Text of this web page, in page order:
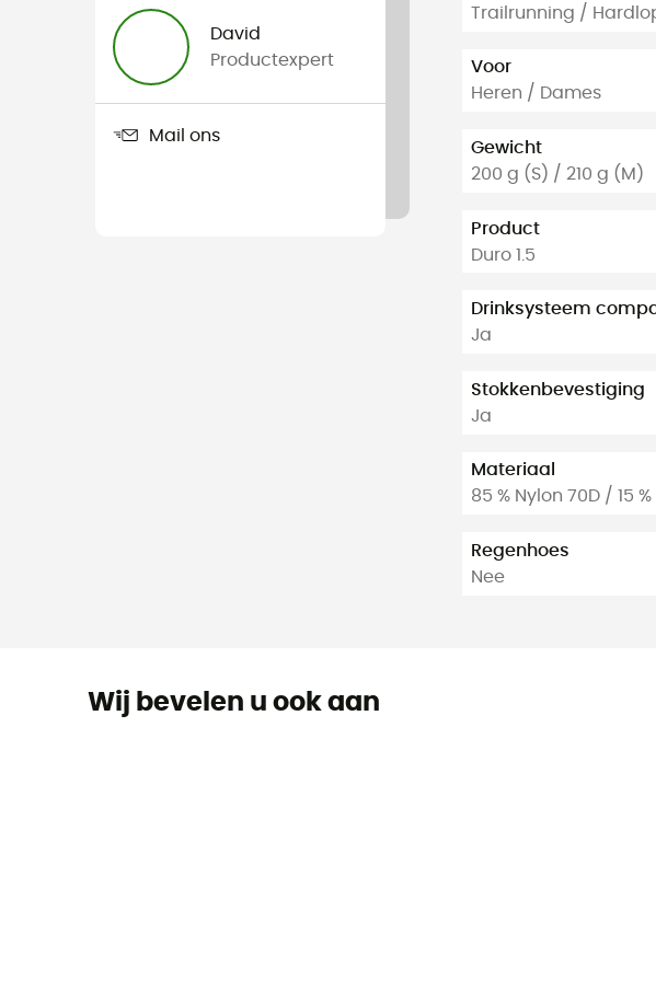
David
Productexpert
Mail ons
Trailrunning /
Voor
Heren / Dames
Gewicht
200 g (S) / 210 g (M)
Product
Duro 1.5
Drinksysteem
Ja
Stokkenbevestiging
Ja
Materiaal
85 % Nylon 70D / 15
Regenhoes
Nee
Wij bevelen u ook aan